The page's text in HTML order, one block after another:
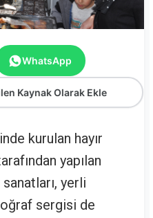
WhatsApp
Kaynak Olarak Ekle
kurulan hayır
yapılan
yerli
sergisi de